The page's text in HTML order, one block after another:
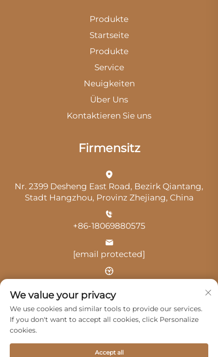
Produkte
Startseite
Produkte
Service
Neuigkeiten
Über Uns
Kontaktieren Sie uns
Firmensitz
Nr. 2399 Desheng East Road, Bezirk Qiantang,
Stadt Hangzhou, Provinz Zhejiang, China
+86-18069880575
[email protected]
Urheberrecht © 2025 durch Hangzhou Guangji
We value your privacy
We use cookies and similar tools to provide our services.
If you don't want to accept all cookies, click Personalize
cookies.
Accept all